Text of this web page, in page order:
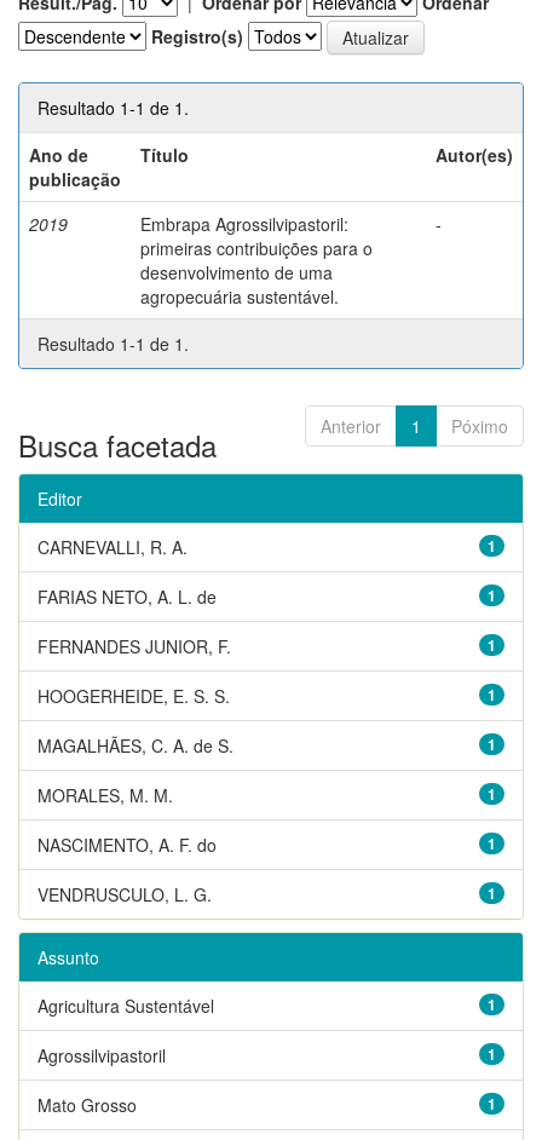
Registro(s)
Resultado 1-1 de 1.
Ano de
publicação
Título Autor(es)
2019
Embrapa Agrossilvipastoril:
primeiras contribuições para o
desenvolvimento de uma
agropecuária sustentável.
-
Resultado 1-1 de 1.
Anterior 1 Póximo
Busca facetada
Editor
1
CARNEVALLI, R. A.
1
FARIAS NETO, A. L. de
1
FERNANDES JUNIOR, F.
1
HOOGERHEIDE, E. S. S.
1
MAGALHÃES, C. A. de S.
1
MORALES, M. M.
1
NASCIMENTO, A. F. do
1
VENDRUSCULO, L. G.
Assunto
1
Agricultura Sustentável
1
Agrossilvipastoril
1
Mato Grosso